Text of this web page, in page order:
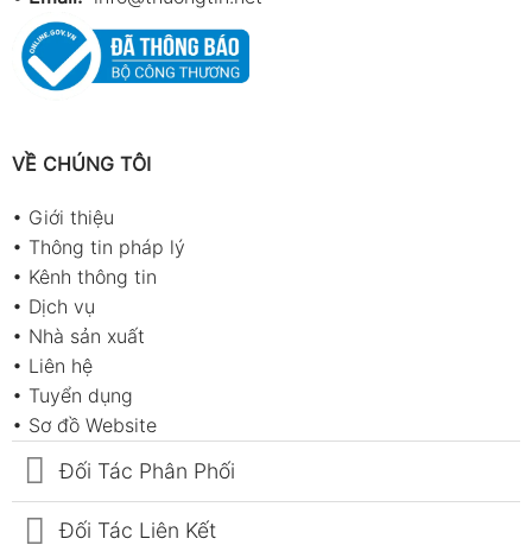
VỀ CHÚNG TÔI
• Giới thiệu
• Thông tin pháp lý
• Kênh thông tin
• Dịch vụ
• Nhà sản xuất
• Liên hệ
• Tuyển dụng
• Sơ đồ Website
Đối Tác Phân Phối
Đối Tác Liên Kết